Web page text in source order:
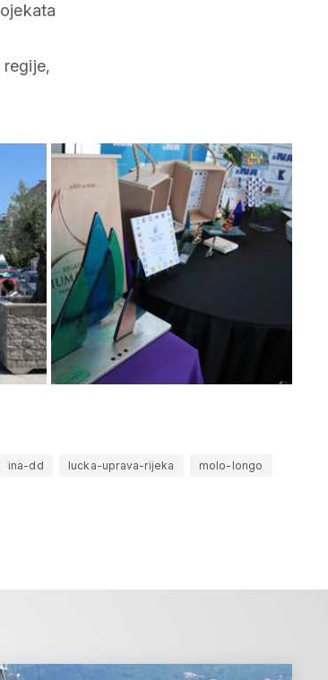
ina-dd lucka-uprava-rijeka molo-longo